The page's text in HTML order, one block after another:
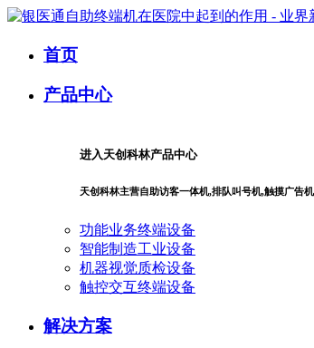
首页
产品中心
进入天创科林产品中心
天创科林主营自助访客一体机,排队叫号机,触摸广告
功能业务终端设备
智能制造工业设备
机器视觉质检设备
触控交互终端设备
解决方案